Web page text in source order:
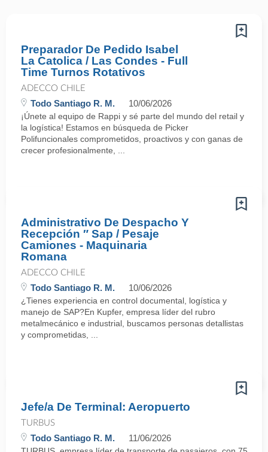
Preparador De Pedido Isabel
La Catolica / Las Condes - Full
Time Turnos Rotativos
ADECCO CHILE
Todo Santiago R. M. 10/06/2026
¡Únete al equipo de Rappi y sé parte del mundo del retail y
la logística! Estamos en búsqueda de Picker
Polifuncionales comprometidos, proactivos y con ganas de
crecer profesionalmente, ...
Administrativo De Despacho Y
Recepción ″ Sap / Pesaje
Camiones - Maquinaria
Romana
ADECCO CHILE
Todo Santiago R. M. 10/06/2026
¿Tienes experiencia en control documental, logística y
manejo de SAP?En Kupfer, empresa líder del rubro
metalmecánico e industrial, buscamos personas detallistas
y comprometidas, ...
Jefe/a De Terminal: Aeropuerto
TURBUS
Todo Santiago R. M. 11/06/2026